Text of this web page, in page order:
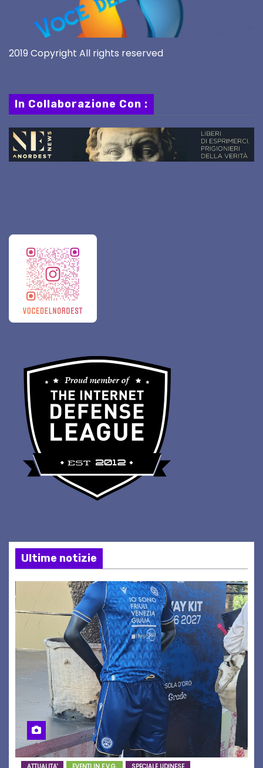
2019 Copyright All rights reserved
In Collaborazione Con :
Ultime notizie